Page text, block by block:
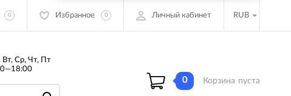
0 Избранное 0 Личный кабинет RUB
Вт, Ср, Чт, Пт
0 Корзина пуста